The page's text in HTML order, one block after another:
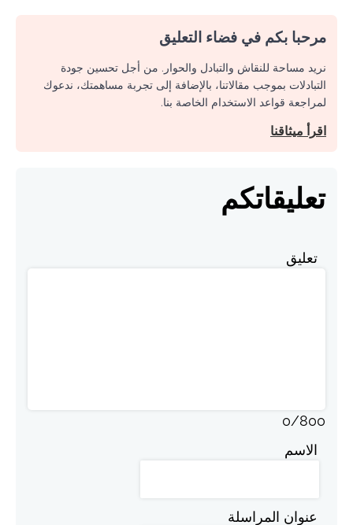
مرحبا بكم في فضاء التعليق
نريد مساحة للنقاش والتبادل والحوار. من أجل تحسين جودة
التبادلات بموجب مقالاتنا، بالإضافة إلى تجربة مساهمتك، ندعوك
لمراجعة قواعد الاستخدام الخاصة بنا.
اقرأ ميثاقنا
تعليقاتكم
تعليق
0/800
الاسم
عنوان المراسلة